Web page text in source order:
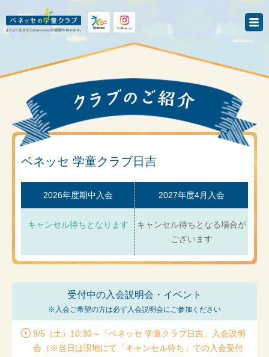
ベネッセ 学童クラブ日吉
2026年度期中入会
キャンセル待ちとなります
2027年度4月入会
キャンセル待ちとなる場合が
ございます
受付中の入会説明会・イベント
※入会ご希望の方は必ず入会説明会にご参加ください
9/5（土）10:30～「ベネッセ 学童クラブ日吉」入会説明
会（※当日は現地にて「キャンセル待ち」での入会受付